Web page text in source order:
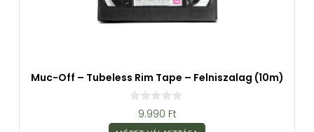
Muc-Off – Tubeless Rim Tape – Felniszalag (10m)
z
9.990 Ft